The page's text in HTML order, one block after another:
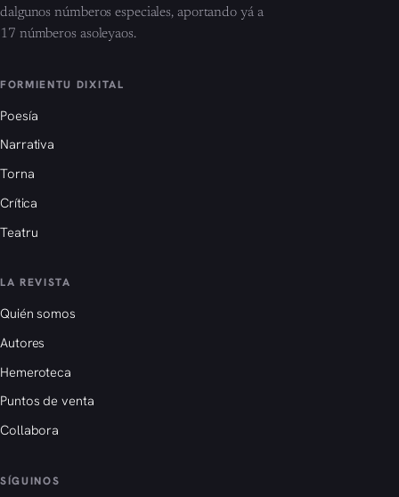
dalgunos númberos especiales, aportando yá a
17 númberos asoleyaos.
FORMIENTU DIXITAL
Poesía
Narrativa
Torna
Crítica
Teatru
LA REVISTA
Quién somos
Autores
Hemeroteca
Puntos de venta
Collabora
SÍGUINOS